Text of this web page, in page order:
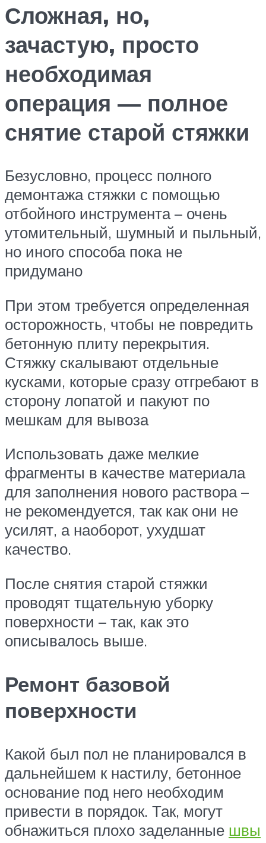
Сложная, но,
зачастую, просто
необходимая
операция — полное
снятие старой стяжки
Безусловно, процесс полного
демонтажа стяжки с помощью
отбойного инструмента – очень
утомительный, шумный и пыльный,
но иного способа пока не
придумано
При этом требуется определенная
осторожность, чтобы не повредить
бетонную плиту перекрытия.
Стяжку скалывают отдельные
кусками, которые сразу отгребают в
сторону лопатой и пакуют по
мешкам для вывоза
Использовать даже мелкие
фрагменты в качестве материала
для заполнения нового раствора –
не рекомендуется, так как они не
усилят, а наоборот, ухудшат
качество.
После снятия старой стяжки
проводят тщательную уборку
поверхности – так, как это
описывалось выше.
Ремонт базовой
поверхности
Какой был пол не планировался в
дальнейшем к настилу, бетонное
основание под него необходим
привести в порядок. Так, могут
обнажиться плохо заделанные швы